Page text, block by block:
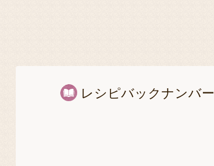
レシピバックナンバー